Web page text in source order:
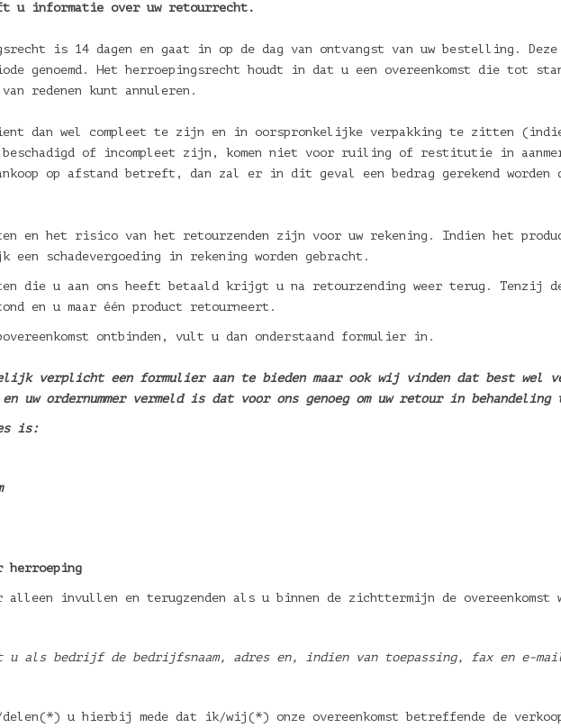
u informatie over uw retourrecht.
is 14 dagen en gaat in op de dag van ontvangst van uw bestelling.
genoemd. Het herroepingsrecht houdt in dat u een overeenkomst die tot
van redenen kunt annuleren.
dan wel compleet te zijn en in oorspronkelijke verpakking te zitten
beschadigd of incompleet zijn, komen niet voor ruiling of restitutie in
op afstand betreft, dan zal er in dit geval een bedrag gerekend
en het risico van het retourzenden zijn voor uw rekening. Indien het
een schadevergoeding in rekening worden gebracht.
die u aan ons heeft betaald krijgt u na retourzending weer terug. Tenzij
en u maar één product retourneert.
ontbinden, vult u dan onderstaand formulier in.
verplicht een formulier aan te bieden maar ook wij vinden dat best wel
uw ordernummer vermeld is dat voor ons genoeg om uw retour in behandeling
is:
herroeping
invullen en terugzenden als u binnen de zichttermijn de overeenkomst
u als bedrijf de bedrijfsnaam, adres en, indien van toepassing, fax en e-
u hierbij mede dat ik/wij(*) onze overeenkomst betreffende de verkoop